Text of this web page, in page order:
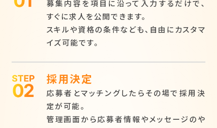
募集内容を項目に沿って入力するだけで、
すぐに求人を公開できます。
スキルや資格の条件なども、自由にカスタマ
イズ可能です。
採用決定
応募者とマッチングしたらその場で採用決
定が可能。
管理画面から応募者情報やメッセージのや